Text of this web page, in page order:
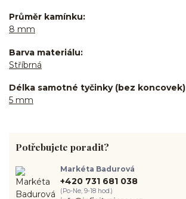
Průměr kamínku
8 mm
Barva materiálu
Stříbrná
Délka samotné tyčinky (bez koncovek)
5 mm
Potřebujete poradit?
Markéta Badurová
+420 731 681 038
(Po-Ne, 9-18 hod.)